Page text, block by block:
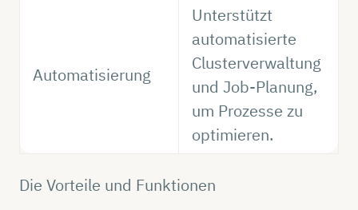
Automatisierung
Unterstützt
automatisierte
Clusterverwaltung
und Job-Planung,
um Prozesse zu
optimieren.
Die Vorteile und Funktionen